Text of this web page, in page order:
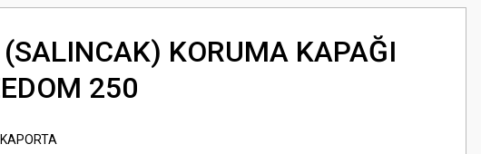
KORUMA KAPAĞI
250
KAPORTA